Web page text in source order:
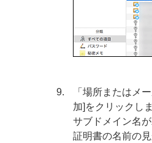
「場所またはメ
加]をクリックしま
サブドメイン名
証明書の名前の